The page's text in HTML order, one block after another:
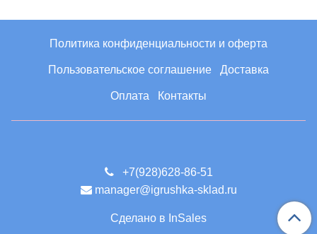
Политика конфиденциальности и оферта
Пользовательское соглашение Доставка
Оплата Контакты
+7(928)628-86-51
manager@igrushka-sklad.ru
Сделано в InSales